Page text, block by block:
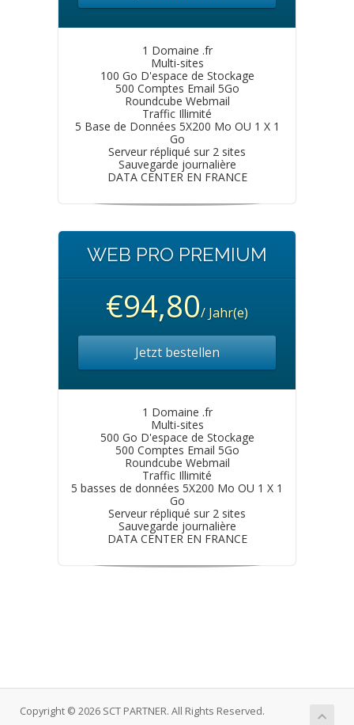
1 Domaine .fr
Multi-sites
100 Go D'espace de Stockage
500 Comptes Email 5Go
Roundcube Webmail
Traffic Illimité
5 Base de Données 5X200 Mo OU 1 X 1
Go
Serveur répliqué sur 2 sites
Sauvegarde journalière
DATA CENTER EN FRANCE
WEB PRO PREMIUM
€94,80/ Jahr(e)
Jetzt bestellen
1 Domaine .fr
Multi-sites
500 Go D'espace de Stockage
500 Comptes Email 5Go
Roundcube Webmail
Traffic Illimité
5 basses de données 5X200 Mo OU 1 X 1
Go
Serveur répliqué sur 2 sites
Sauvegarde journalière
DATA CENTER EN FRANCE
Copyright © 2026 SCT PARTNER. All Rights Reserved.